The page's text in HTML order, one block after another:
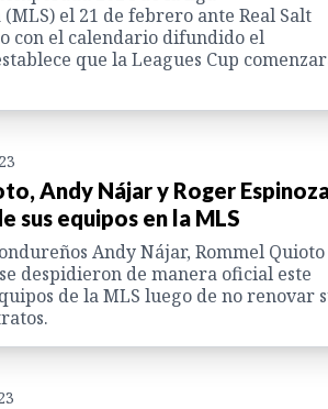
el 21 de febrero ante Real Salt
con el calendario difundido el
que la Leagues Cup
Andy Nájar y Roger
sus equipos en la MLS
Andy Nájar, Rommel
despidieron de manera oficial este
de la MLS luego de no renovar